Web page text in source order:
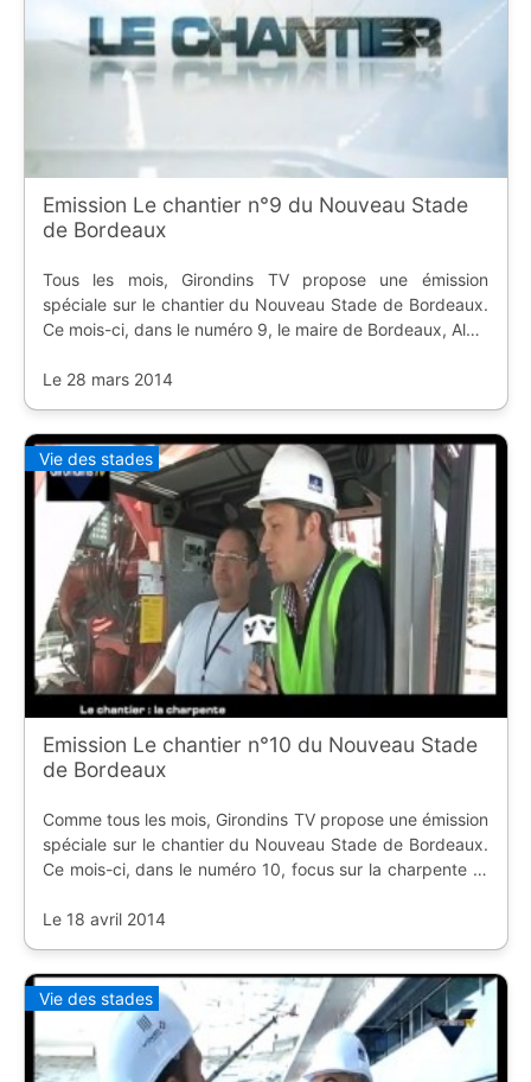
Emission Le chantier n°9 du Nouveau Stade
de Bordeaux
Tous les mois, Girondins TV propose une émission
spéciale sur le chantier du Nouveau Stade de Bordeaux.
Ce mois-ci, dans le numéro 9, le maire de Bordeaux, Alain
Lous Triaud, découvrent l'avancée...
Le 28 mars 2014
Vie des stades
Emission Le chantier n°10 du Nouveau Stade
de Bordeaux
Comme tous les mois, Girondins TV propose une émission
spéciale sur le chantier du Nouveau Stade de Bordeaux.
Ce mois-ci, dans le numéro 10, focus sur la charpente et
Le 18 avril 2014
Vie des stades